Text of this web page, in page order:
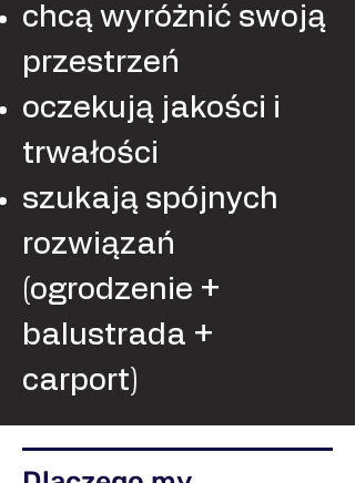
chcą wyróżnić swoją
przestrzeń
oczekują jakości i
trwałości
szukają spójnych
rozwiązań
(ogrodzenie +
balustrada +
carport)